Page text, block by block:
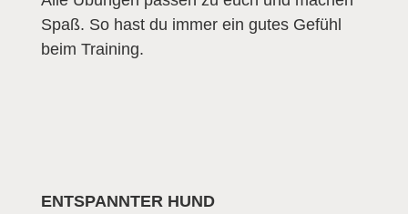
Spaß. So hast du immer ein gutes Gefühl
beim Training.
ENTSPANNTER HUND